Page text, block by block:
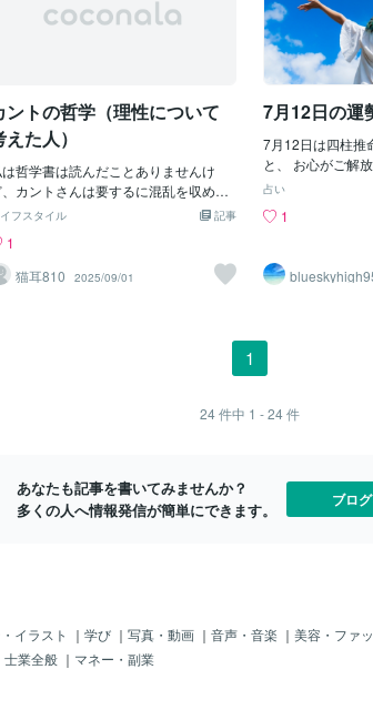
ートシステムを構築することが重要で
。友人や家族、信頼できる人々に支え
いていきましょう。 人生から有害な人
追い出すことは、時には難しい
イリッシュ」で「ク～ル」だったね。
＾だけど、ディスコってアルバイトも
あったディスコでは「出店しようとし
ら黒服に止められた」経験あるので
ヤ～な思い出のあるディスコ」だ
＾＾；ちょっとのぞいただけよ。彼
が、「もうここでいいじゃん」とか言
たので、仕方なくそこにしたけど、ま
彼女がオシリ触られた？とにかく酔
いも多い新宿でした。）あ、そうじ
、ＤＪ ソ～ダのことじゃった。彼女
感覚だと・・・当たり前？」ってダメ
タ、触ったらダメじゃん！」っていう
は分かるよ～。それに「触られるため
ントの哲学（理性について
えた人）
哲学書は読んだことありませんけ
、カントさんは要するに混乱を収めて
れたわけでしょうね。そんなんじゃ訳
方向がそれぞれに違い過ぎるだろー
結論が出ないわかりようのないこと
いつまで話してたって仕方ないんだ
んじゃないですか？Aさん：画用紙に
る！」と互いに主張したって、比べよ
がないから、なんも進まないでしょっ
ないとさ、どちらが絵の才能がある
っていうのも誰の目にもわからないで
？比べようがない。また、同じ土俵
記事
フスタイル
1
猫耳810
2025/09/01
7月12日の運
7月12日は四柱推
と、 お心がご解
がります。 開放的に前向きな一日をお過
っていただければ
てお強くなり、
れる可能性もご
ただければ幸いで
くお願い致します。
占い
1
1
24件中 1 - 24件
あなたも記事を書いてみませんか？
多くの人へ情報発信が簡単にできます。
ブロ
イラスト ｜ 学び ｜ 写真・動画 ｜ 音声・音楽 ｜ 美容・ファ
士業全般 ｜ マネー・副業